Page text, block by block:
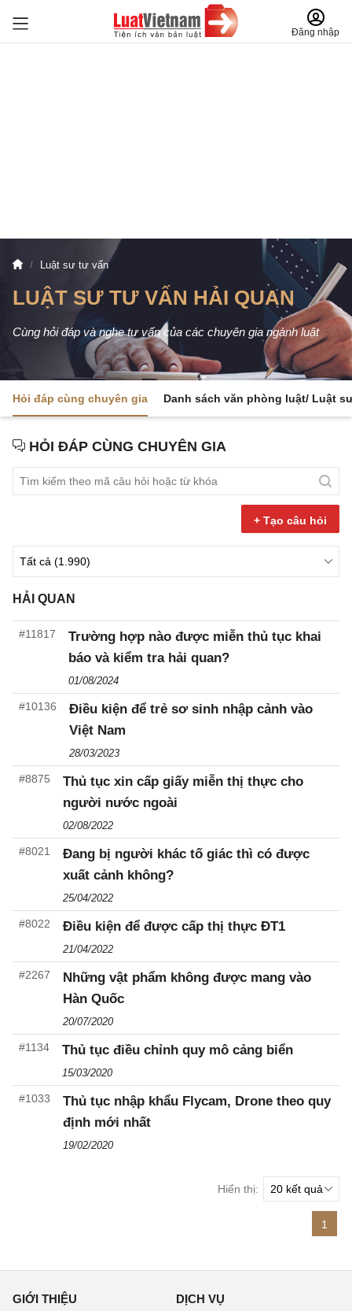
Đăng nhập
Luật sư tư vấn
LUẬT SƯ TƯ VẤN HẢI QUAN
Cùng hỏi đáp và nghe tư vấn của các chuyên gia ngành luật
Hỏi đáp cùng chuyên gia Danh sách văn phòng luật/ Luật
HỎI ĐÁP CÙNG CHUYÊN GIA
+ Tạo câu hỏi
HẢI QUAN
#11817
Trường hợp nào được miễn thủ tục khai
báo và kiểm tra hải quan?
01/08/2024
#10136
Điều kiện để trẻ sơ sinh nhập cảnh vào
Việt Nam
28/03/2023
#8875
Thủ tục xin cấp giấy miễn thị thực cho
người nước ngoài
02/08/2022
#8021
Đang bị người khác tố giác thì có được
xuất cảnh không?
25/04/2022
#8022 Điều kiện để được cấp thị thực ĐT1
21/04/2022
#2267
Những vật phẩm không được mang vào
Hàn Quốc
20/07/2020
#1134 Thủ tục điều chỉnh quy mô cảng biển
15/03/2020
#1033
Thủ tục nhập khẩu Flycam, Drone theo quy
định mới nhất
19/02/2020
Hiển thị:
1
GIỚI THIỆU DỊCH VỤ